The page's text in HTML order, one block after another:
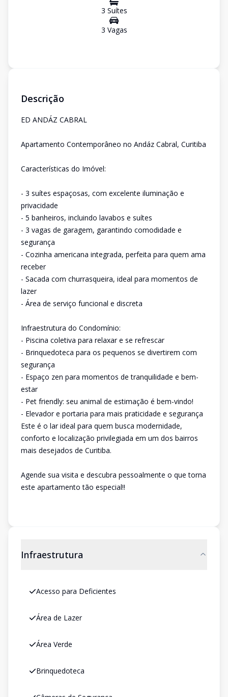
3 Suítes
3 Vagas
Descrição
ED ANDÁZ CABRAL
Apartamento Contemporâneo no Andáz Cabral, Curitiba
Características do Imóvel:
- 3 suítes espaçosas, com excelente iluminação e
privacidade
- 5 banheiros, incluindo lavabos e suítes
- 3 vagas de garagem, garantindo comodidade e
segurança
- Cozinha americana integrada, perfeita para quem ama
receber
- Sacada com churrasqueira, ideal para momentos de
lazer
- Área de serviço funcional e discreta
Infraestrutura do Condomínio:
- Piscina coletiva para relaxar e se refrescar
- Brinquedoteca para os pequenos se divertirem com
segurança
- Espaço zen para momentos de tranquilidade e bem-
estar
- Pet friendly: seu animal de estimação é bem-vindo!
- Elevador e portaria para mais praticidade e segurança
Este é o lar ideal para quem busca modernidade,
conforto e localização privilegiada em um dos bairros
mais desejados de Curitiba.
Agende sua visita e descubra pessoalmente o que torna
este apartamento tão especial!!
Infraestrutura
Acesso para Deficientes
Área de Lazer
Área Verde
Brinquedoteca